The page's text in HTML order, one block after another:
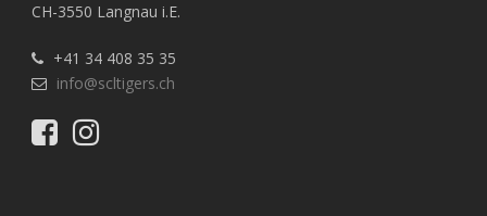
CH-3550 Langnau i.E.
+41 34 408 35 35
info@scltigers.ch